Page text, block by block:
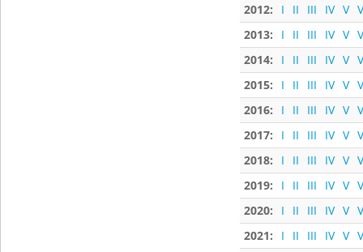
2012:
I II III IV V
2013:
I II III IV V
2014:
I II III IV V
2015:
I II III IV V
2016:
I II III IV V
2017:
I II III IV V
2018:
I II III IV V
2019:
I II III IV V
2020:
I II III IV V
2021:
I II III IV V